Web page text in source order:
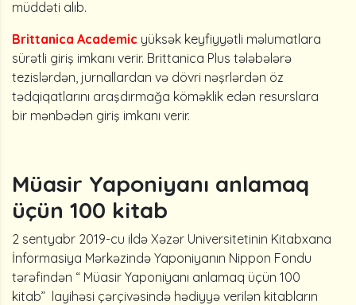
müddəti alıb.
Brittanica Academic yüksək keyfiyyətli məlumatlara
sürətli giriş imkanı verir. Brittanica Plus tələbələrə
tezislərdən, jurnallardan və dövri nəşrlərdən öz
tədqiqatlarını araşdırmağa köməklik edən resurslara
bir mənbədən giriş imkanı verir.
Müasir Yaponiyanı anlamaq
üçün 100 kitab
2 sentyabr 2019-cu ildə Xəzər Universitetinin Kitabxana
İnformasiya Mərkəzində Yaponiyanın Nippon Fondu
tərəfindən “ Müasir Yaponiyanı anlamaq üçün 100
kitab” layihəsi çərçivəsində hədiyyə verilən kitabların